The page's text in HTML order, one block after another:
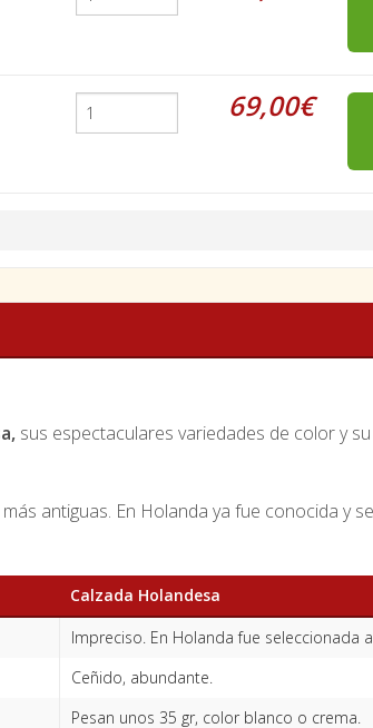
69,00€
sus espectaculares variedades de color y
antiguas. En Holanda ya fue conocida y
Calzada Holandesa
Impreciso. En Holanda fue seleccionada
Ceñido, abundante.
Pesan unos 35 gr, color blanco o crema.